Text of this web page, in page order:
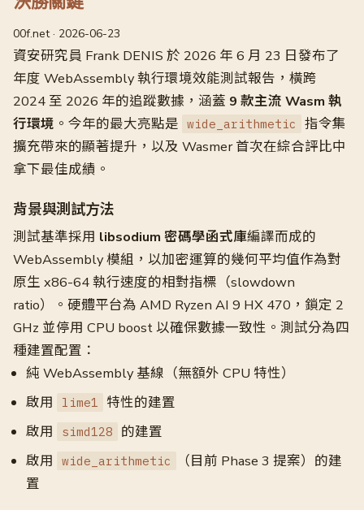
00f.net · 2026-06-23
資安研究員 Frank DENIS 於 2026 年 6 月 23 日發布了
年度 WebAssembly 執行環境效能測試報告，橫跨
2024 至 2026 年的追蹤數據，涵蓋 9 款主流 Wasm 執
行環境 。今年的最大亮點是 wide_arithmetic
指令集
擴充帶來的顯著提升，以及 Wasmer 首次在綜合評比中
拿下最佳成績。
背景與測試方法
測試基準採用 libsodium 密碼學函式庫編譯而成的
WebAssembly 模組，以加密運算的幾何平均值作為對
原生 x86-64 執行速度的相對指標（slowdown
ratio）。硬體平台為 AMD Ryzen AI 9 HX 470，鎖定 2
GHz 並停用 CPU boost 以確保數據一致性。測試分為四
種建置配置：
純 WebAssembly 基線（無額外 CPU 特性）
啟用
lime1
特性的建置
啟用
simd128
的建置
啟用
wide_arithmetic
（目前 Phase 3 提案）的建
置